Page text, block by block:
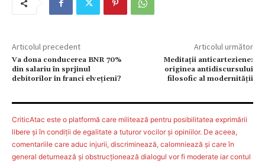
Articolul precedent
Va dona conducerea BNR 70%
din salariu în sprjinul
debitorilor în franci elvețieni?
Articolul următor
Meditații anticarteziene:
originea antidiscursului
filosofic al modernității
CriticAtac este o platformă care militează pentru posibilitatea exprimării
libere şi în condiţii de egalitate a tuturor vocilor şi opiniilor. De aceea,
comentariile care aduc injurii, discriminează, calomniează şi care în
general deturnează şi obstrucţionează dialogul vor fi moderate iar contul